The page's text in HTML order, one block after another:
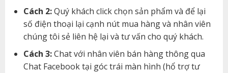
Cách 2:Quý khách click chọn sản phẩm và để lại
số điện thoại lại cạnh nút mua hàng và nhân viên
chúng tôi sẻ liên hệ lại và tư vấn cho quý khách.
Cách 3:Chat với nhân viên bán hàng thông qua
Chat Facebook tại góc trái màn hình (hổ trợ tư